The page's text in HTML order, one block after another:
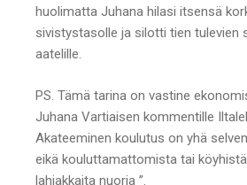
huolimatta Juhana hilasi itsensä
sivistystasolle ja silotti tien tulevien
aatelille.
PS. Tämä tarina on vastine
Juhana Vartiaisen kommentille
Akateeminen koulutus on yhä
eikä kouluttamattomista tai
lahjakkaita nuoria ”.